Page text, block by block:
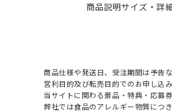
商品説明サイズ・詳
商品仕様や発送日、受注期間は予告
営利目的及び転売目的でのお申し込
当サイトに関わる景品・特典・応募
弊社では食品のアレルギー物質につ